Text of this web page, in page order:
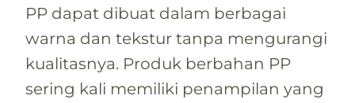
PP dapat dibuat dalam berbagai
warna dan tekstur tanpa mengurangi
kualitasnya. Produk berbahan PP
sering kali memiliki penampilan yang